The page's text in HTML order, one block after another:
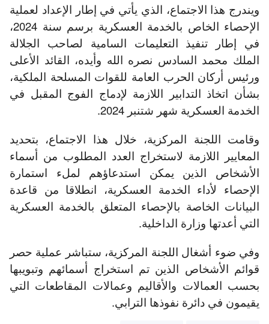
ويندرج هذا الاجتماع، الذي يأتي في إطار الإعداد لعملية
الإحصاء الخاص بالخدمة العسكرية برسم سنة 2024،
في إطار تنفيذ التعليمات السامية لصاحب الجلالة
الملك محمد السادس نصره الله وأيده، القائد الأعلى
ورئيس أركان الحرب العامة للقوات المسلحة الملكية،
بشأن اتخاذ التدابير اللازمة لإدماج الفوج المقبل في
الخدمة العسكرية شهر شتنبر 2024.
وقامت اللجنة المركزية، خلال هذا الاجتماع، بتحديد
المعايير اللازمة لاستخراج العدد المطلوب من أسماء
الأشخاص الذين يمكن استدعاؤهم لملء استمارة
الإحصاء لأداء الخدمة العسكرية، انطلاقا من قاعدة
البيانات الخاصة بالإحصاء المتعلق بالخدمة العسكرية
التي أعدتها وزارة الداخلية.
وفي ضوء أشغال اللجنة المركزية، ستباشر عملية حصر
قوائم الأشخاص الذين تم استخراج أسمائهم وتبويبها
بحسب العمالات والأقاليم وعمالات المقاطعات التي
يقيمون في دائرة نفوذها الترابي.